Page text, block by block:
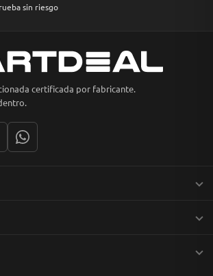
sin riesgo
certificada por fabricante.